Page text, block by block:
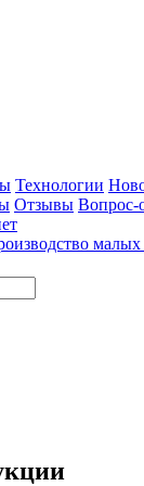
Технологии
Отзывы Вопрос-